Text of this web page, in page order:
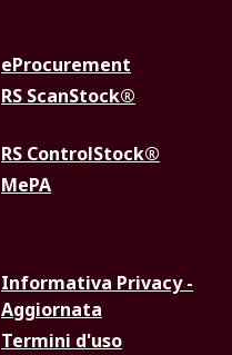
eProcurement
RS ScanStock®
RS ControlStock®
MePA
Informativa Privacy -
Aggiornata
Termini d'uso